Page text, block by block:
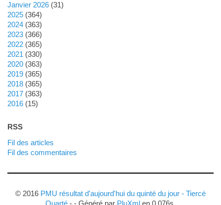
janvier 2026(31)
2025(364)
2024(363)
2023(366)
2022(365)
2021 (330)
2020(363)
2019(365)
2018(365)
2017(363)
2016(15)
RSS
Fil des articles
Fil des commentaires
© 2016 PMU résultat d'aujourd'hui du quinté du jour - Tiercé